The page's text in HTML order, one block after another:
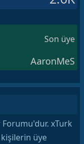
Son üye
AaronMeS
xTurk
üye